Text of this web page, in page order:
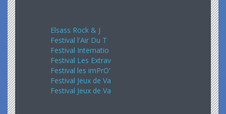
Elsass Rock & J
Festival l'Air Du T
Festival Internatio
Festival Les Extrav
Festival les imPrO'
Festival Jeux de Va
Festival Jeux de Va